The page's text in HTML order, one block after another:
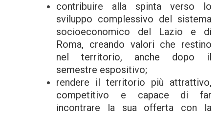
contribuire alla spinta verso lo
sviluppo complessivo del sistema
socioeconomico del Lazio e di
Roma, creando valori che restino
nel territorio, anche dopo il
semestre espositivo;
rendere il territorio più attrattivo,
competitivo e capace di far
incontrare la sua offerta con la